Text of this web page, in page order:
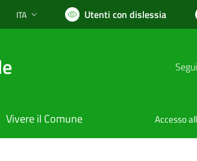
Lingua attiva:
ITA Utenti con dislessia
Vivere il Comune Accesso